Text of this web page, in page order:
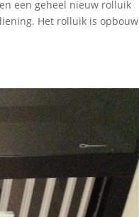
een geheel nieuw rolluik
Het rolluik is opbouw